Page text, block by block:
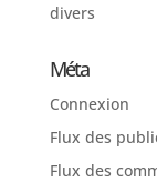
divers
Méta
Connexion
Flux des
Flux des